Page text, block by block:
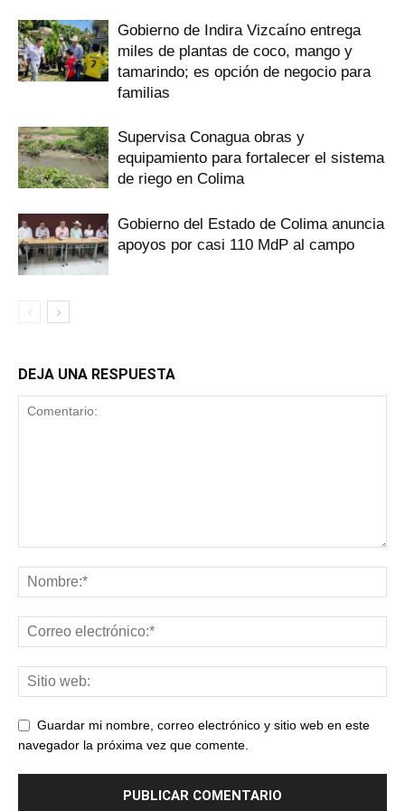
Gobierno de Indira Vizcaíno entrega
miles de plantas de coco, mango y
tamarindo; es opción de negocio para
familias
Supervisa Conagua obras y
equipamiento para fortalecer el sistema
de riego en Colima
Gobierno del Estado de Colima anuncia
apoyos por casi 110 MdP al campo
DEJA UNA RESPUESTA
Guardar mi nombre, correo electrónico y sitio web en este
navegador la próxima vez que comente.